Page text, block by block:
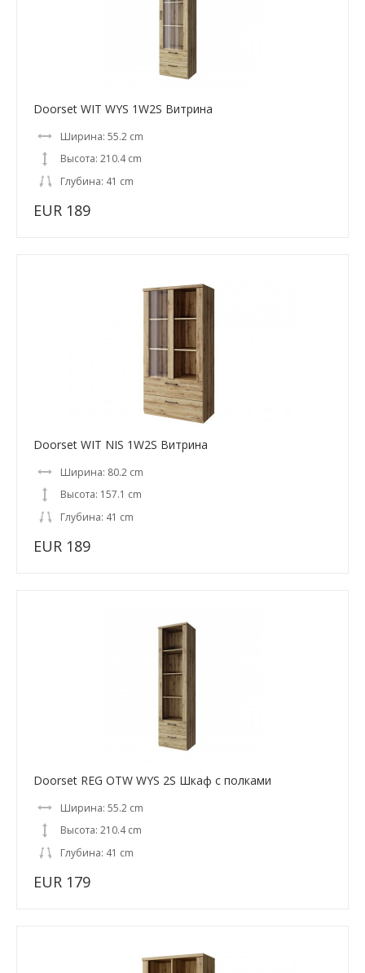
Doorset WIT WYS 1W2S Витрина
Ширина: 55.2 cm
Высота: 210.4 cm
Глубина: 41 cm
EUR 189
Doorset WIT NIS 1W2S Витрина
Ширина: 80.2 cm
Высота: 157.1 cm
Глубина: 41 cm
EUR 189
Doorset REG OTW WYS 2S Шкаф с полками
Ширина: 55.2 cm
Высота: 210.4 cm
Глубина: 41 cm
EUR 179